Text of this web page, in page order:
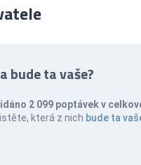
bude ta vaše?
2 099 poptávek v
která z nich bude ta